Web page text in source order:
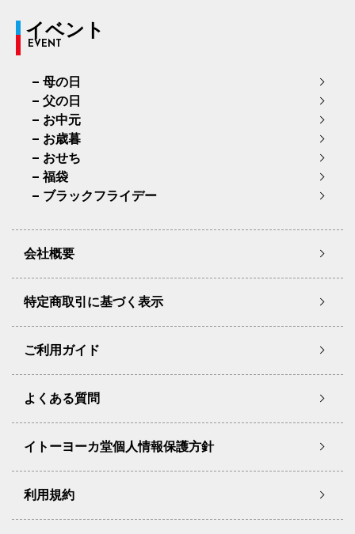
イベント
EVENT
母の日
父の日
お中元
お歳暮
おせち
福袋
ブラックフライデー
会社概要
特定商取引に基づく表示
ご利用ガイド
よくある質問
イトーヨーカ堂個人情報保護方針
利用規約